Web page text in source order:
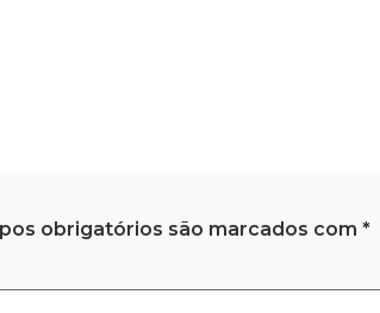
obrigatórios são marcados com *